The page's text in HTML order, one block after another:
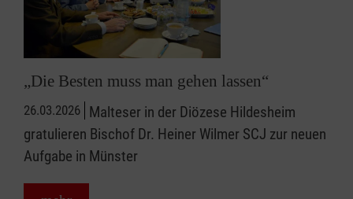
„Die Besten muss man gehen lassen“
26.03.2026 Malteser in der Diözese Hildesheim
gratulieren Bischof Dr. Heiner Wilmer SCJ zur neuen
Aufgabe in Münster